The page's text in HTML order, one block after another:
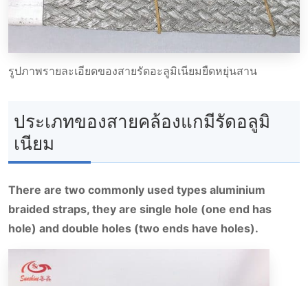
รูปภาพรายละเอียดของสายรัดอะลูมิเนียมยืดหยุ่นสาน
ประเภทของสายคล้องแกมีรัดอลูมิ
เนียม
There are two commonly used types aluminium
braided straps, they are single hole (one end has
hole) and double holes (two ends have holes).